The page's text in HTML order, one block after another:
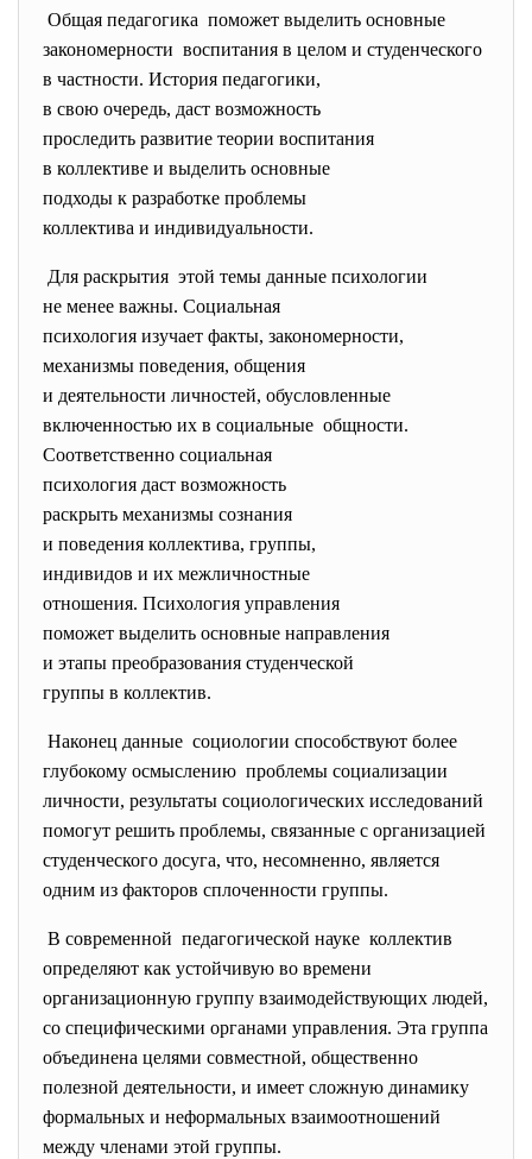
Общая педагогика поможет выделить основные
закономерности воспитания в целом и студенческого
в частности. История педагогики,
в свою очередь, даст возможность
проследить развитие теории воспитания
в коллективе и выделить основные
подходы к разработке проблемы
коллектива и индивидуальности.
Для раскрытия этой темы данные психологии
не менее важны. Социальная
психология изучает факты, закономерности,
механизмы поведения, общения
и деятельности личностей, обусловленные
включенностью их в социальные общности.
Соответственно социальная
психология даст возможность
раскрыть механизмы сознания
и поведения коллектива, группы,
индивидов и их межличностные
отношения. Психология управления
поможет выделить основные направления
и этапы преобразования студенческой
группы в коллектив.
Наконец данные социологии способствуют более
глубокому осмыслению проблемы социализации
личности, результаты социологических исследований
помогут решить проблемы, связанные с организацией
студенческого досуга, что, несомненно, является
одним из факторов сплоченности группы.
В современной педагогической науке коллектив
определяют как устойчивую во времени
организационную группу взаимодействующих людей,
со специфическими органами управления. Эта группа
объединена целями совместной, общественно
полезной деятельности, и имеет сложную динамику
формальных и неформальных взаимоотношений
между членами этой группы.